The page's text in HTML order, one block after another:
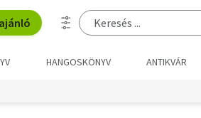
HANGOSKÖNYV ANTIKVÁR